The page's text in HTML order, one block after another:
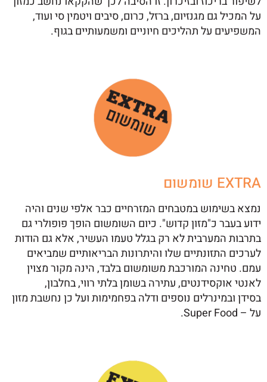
על המכיל גם מגנזיום, ברזל, כרום, סיבים ויטמין סי ועוד,
המשפיעים על תהליכים חיוניים ומשמעותיים בגוף.
EXTRA שומשום
נמצא בשימוש במטבחים המזרחיים כבר אלפי שנים והיה
ידוע בעבר כ"מזון קדוש". כיום השומשום הופך פופולרי גם
בתרבות המערבית לא רק בגלל טעמו העשיר, אלא גם הודות
לערכים התזונתיים שלו והיתרונות הבריאותיים שמביאים
עמם. טחינה המורכבת משומשום בלבד, הינה מקור מצוין
לאנטי אוקסידנטים, עתירה בשומן בלתי רווי, בחלבון,
בסידן ובמינרלים נוספים ודלה בפחמימות ועל כן נחשבת מזון
על – Super Food.